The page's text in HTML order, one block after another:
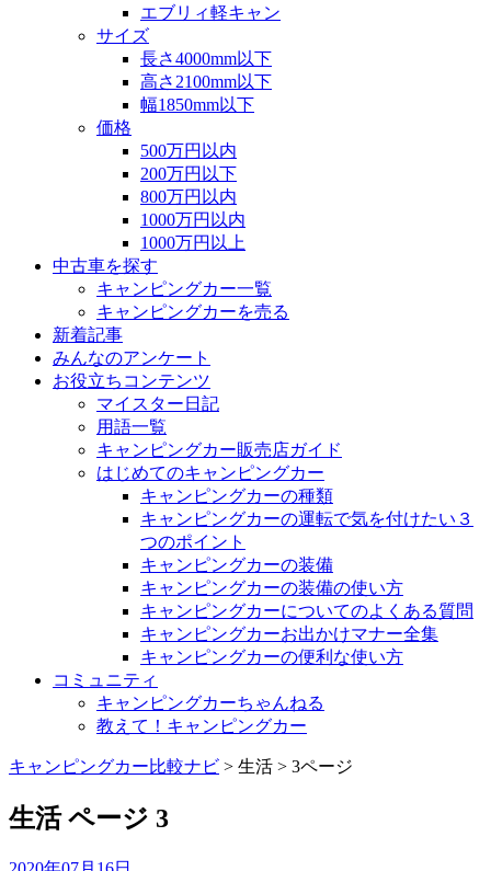
エブリィ軽キャン
サイズ
長さ4000mm以下
高さ2100mm以下
幅1850mm以下
価格
500万円以内
200万円以下
800万円以内
1000万円以内
1000万円以上
中古車を探す
キャンピングカー一覧
キャンピングカーを売る
新着記事
みんなのアンケート
お役立ちコンテンツ
マイスター日記
用語一覧
キャンピングカー販売店ガイド
はじめてのキャンピングカー
キャンピングカーの種類
キャンピングカーの運転で気を付けたい３
つのポイント
キャンピングカーの装備
キャンピングカーの装備の使い方
キャンピングカーについてのよくある質問
キャンピングカーお出かけマナー全集
キャンピングカーの便利な使い方
コミュニティ
キャンピングカーちゃんねる
教えて！キャンピングカー
キャンピングカー比較ナビ > 生活 > 3ページ
生活 ページ 3